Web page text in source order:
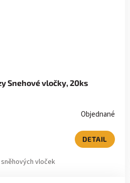
Snehové vločky, 20ks
Objednané
DETAIL
vloček